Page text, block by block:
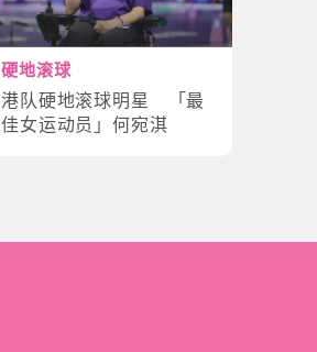
硬地滚球
港队硬地滚球明星 「最
佳女运动员」何宛淇